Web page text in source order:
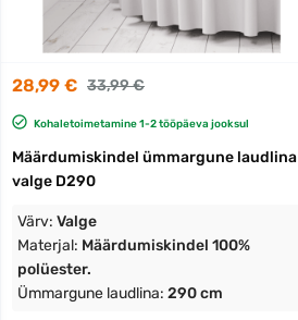
28,99 € 33,99 €
Kohaletoimetamine 1-2 tööpäeva jooksul
Määrdumiskindel ümmargune laudlina
valge D290
Värv: Valge
Materjal: Määrdumiskindel 100%
polüester.
Ümmargune laudlina: 290 cm